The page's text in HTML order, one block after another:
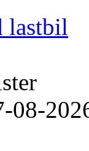
lastbil
08-